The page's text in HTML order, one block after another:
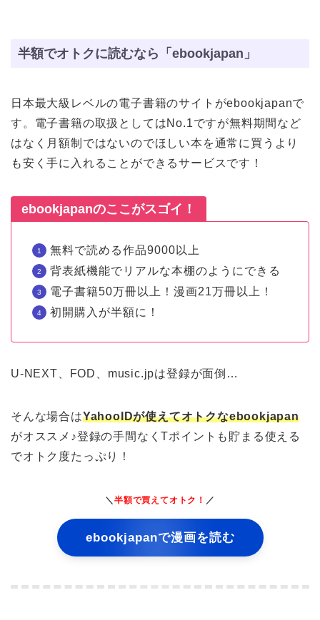
半額でオトクに読むなら「ebookjapan」
日本最大級レベルの電子書籍のサイトがebookjapanで
す。電子書籍の取扱としてはNo.1ですが無料期間など
はなく月額制ではないのでほしい本を通常に買うより
も安く手に入れることができるサービスです！
ebookjapanのここがスゴイ！
無料で読める作品9000以上
背表紙機能でリアルな本棚のようにできる
電子書籍50万冊以上！漫画21万冊以上！
初開購入が半額に！
U-NEXT、FOD、music.jpは登録が面倒…
そんな場合はYahooIDが使えてオトクなebookjapan
がオススメ♪登録の手間なくTポイントも貯まる使える
でオトク度たっぷり！
＼ 半額で買えてオトク！ ／
ebookjapanで漫画を読む